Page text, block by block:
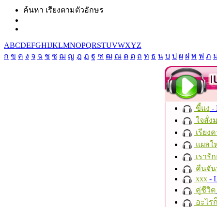
ค้นหา เรียงตามตัวอักษร
ABCDEFGHIJKLMNOPQRSTUVWXYZ
ก ข ค ง จ ฉ ช ซ ฌ ญ ฎ ฏ ฐ ฑ ฒ ณ ด ต ถ ท ธ น บ ป ผ ฝ พ ฟ ภ
ขี้แง -
ใจสั่ง
เรียง
แผลใ
เรารั
คืนจั
xxx -
คู่ชีวิต
อะไร